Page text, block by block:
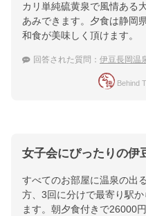
カリ単純硫黄泉で風情ある
あみできます。夕食は静岡
和食が美味しく頂けます。
回答された質問： 伊豆長岡温泉 夫婦
Behind
女子会にぴったりの伊
すべてのお部屋に温泉の出
方、3回に分けで最寄り駅
ます。朝夕食付きで26000